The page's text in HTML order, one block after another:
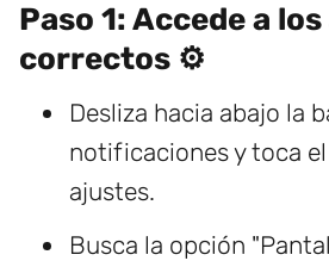
Paso 1: Accede a
correctos ⚙️
Desliza hacia abajo la
notificaciones y toca
ajustes.
Busca la opción